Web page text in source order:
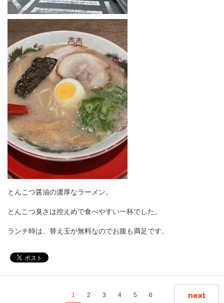
とんこつ醤油の濃厚なラーメン。
とんこつ臭さは控えめで食べやすい一杯でした。
ランチ時は、替え玉が無料なのでお腹も満足です。
1 2 3 4 5 6 next